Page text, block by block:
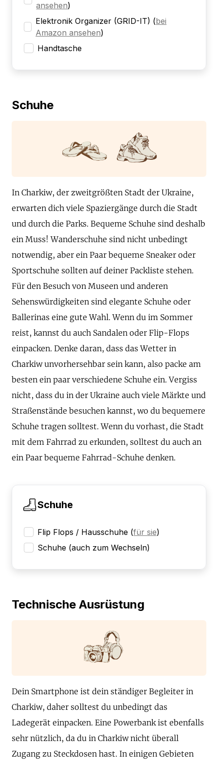
ansehen)
Elektronik Organizer (GRID-IT) (bei
Amazon ansehen)
Handtasche
Schuhe
In Charkiw, der zweitgrößten Stadt der Ukraine,
erwarten dich viele Spaziergänge durch die Stadt
und durch die Parks. Bequeme Schuhe sind deshalb
ein Muss! Wanderschuhe sind nicht unbedingt
notwendig, aber ein Paar bequeme Sneaker oder
Sportschuhe sollten auf deiner Packliste stehen.
Für den Besuch von Museen und anderen
Sehenswürdigkeiten sind elegante Schuhe oder
Ballerinas eine gute Wahl. Wenn du im Sommer
reist, kannst du auch Sandalen oder Flip-Flops
einpacken. Denke daran, dass das Wetter in
Charkiw unvorhersehbar sein kann, also packe am
besten ein paar verschiedene Schuhe ein. Vergiss
nicht, dass du in der Ukraine auch viele Märkte und
Straßenstände besuchen kannst, wo du bequemere
Schuhe tragen solltest. Wenn du vorhast, die Stadt
mit dem Fahrrad zu erkunden, solltest du auch an
ein Paar bequeme Fahrrad-Schuhe denken.
Schuhe
Flip Flops / Hausschuhe (für sie)
Schuhe (auch zum Wechseln)
Technische Ausrüstung
Dein Smartphone ist dein ständiger Begleiter in
Charkiw, daher solltest du unbedingt das
Ladegerät einpacken. Eine Powerbank ist ebenfalls
sehr nützlich, da du in Charkiw nicht überall
Zugang zu Steckdosen hast. In einigen Gebieten